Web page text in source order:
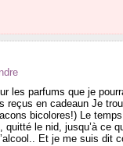
les parfums que je
reçus en cadeaun Je
bicolores!) Le
le nid, jusqu’à ce
Et je me suis dit